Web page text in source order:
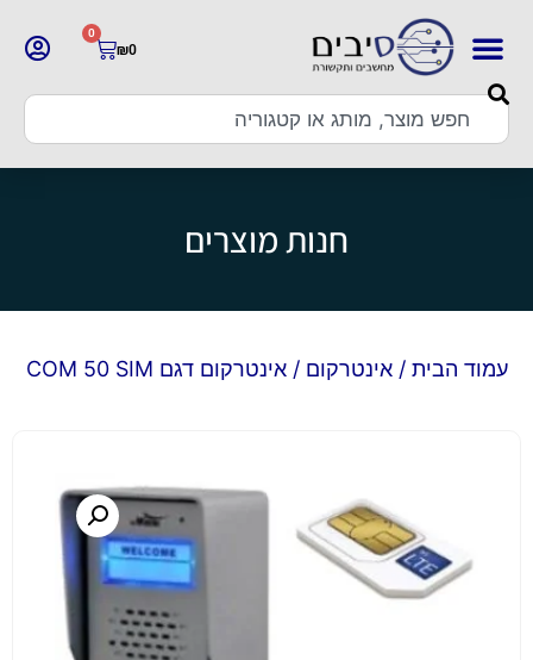
₪0
0
חנות מוצרים
עמוד הבית /אינטרקום / אינטרקום דגם COM 50 SIM